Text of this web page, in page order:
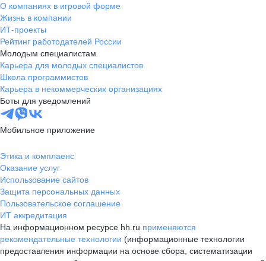
О компаниях в игровой форме
Жизнь в компании
ИТ-проекты
Рейтинг работодателей России
Молодым специалистам
Карьера для молодых специалистов
Школа программистов
Карьера в некоммерческих организациях
Боты для уведомлений
Мобильное приложение
Этика и комплаенс
Оказание услуг
Использование сайтов
Защита персональных данных
Пользовательское соглашение
ИТ аккредитация
На информационном ресурсе hh.ru применяются
рекомендательные технологии (информационные технологии
предоставления информации на основе сбора, систематизации